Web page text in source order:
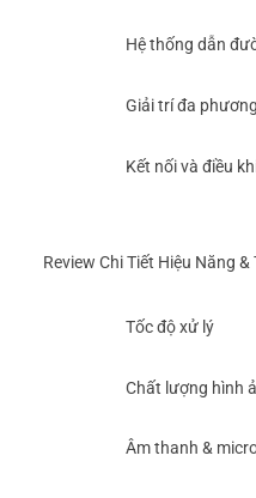
Hệ thống dẫn
Giải trí đa
Kết nối và điều
Review Chi Tiết Hiệu Năng
Tốc độ xử lý
Chất lượng hình
Âm thanh &